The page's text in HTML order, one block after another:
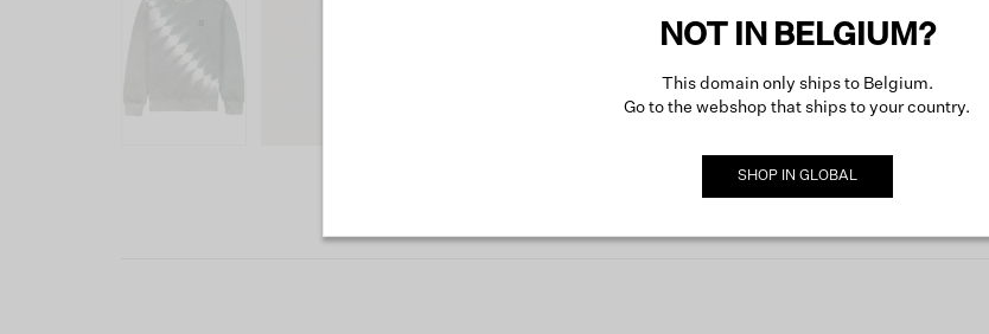
NOT IN BELGIUM?
This domain only ships to Belgium.
Go to the webshop that ships to your country.
SHOP IN GLOBAL